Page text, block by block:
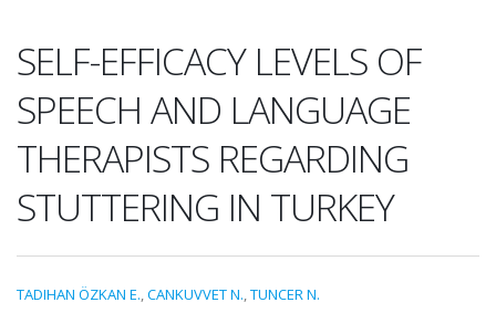
SELF-EFFICACY LEVELS OF
SPEECH AND LANGUAGE
THERAPISTS REGARDING
STUTTERING IN TURKEY
TADIHAN ÖZKAN E.,CANKUVVET N.,TUNCER N.